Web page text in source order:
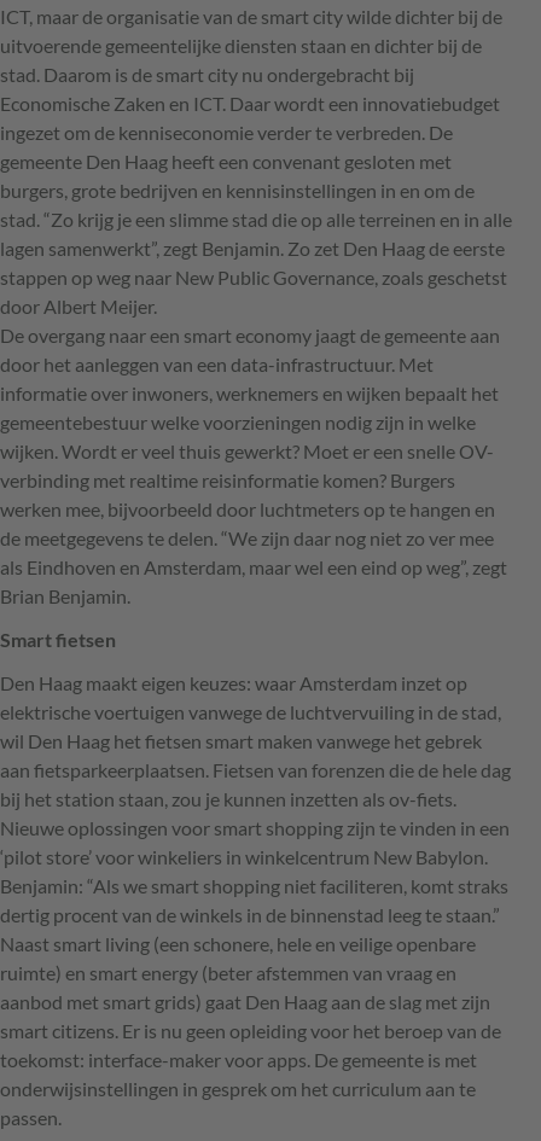
ICT, maar de organisatie van de smart city wilde dichter bij de
uitvoerende gemeentelijke diensten staan en dichter bij de
stad. Daarom is de smart city nu ondergebracht bij
Economische Zaken en ICT. Daar wordt een innovatiebudget
ingezet om de kenniseconomie verder te verbreden. De
gemeente Den Haag heeft een convenant gesloten met
burgers, grote bedrijven en kennisinstellingen in en om de
stad. “Zo krijg je een slimme stad die op alle terreinen en in alle
lagen samenwerkt”, zegt Benjamin. Zo zet Den Haag de eerste
stappen op weg naar New Public Governance, zoals geschetst
door Albert Meijer.
De overgang naar een smart economy jaagt de gemeente aan
door het aanleggen van een data-infrastructuur. Met
informatie over inwoners, werknemers en wijken bepaalt het
gemeentebestuur welke voorzieningen nodig zijn in welke
wijken. Wordt er veel thuis gewerkt? Moet er een snelle OV-
verbinding met realtime reisinformatie komen? Burgers
werken mee, bijvoorbeeld door luchtmeters op te hangen en
de meetgegevens te delen. “We zijn daar nog niet zo ver mee
als Eindhoven en Amsterdam, maar wel een eind op weg”, zegt
Brian Benjamin.
Smart fietsen
Den Haag maakt eigen keuzes: waar Amsterdam inzet op
elektrische voertuigen vanwege de luchtvervuiling in de stad,
wil Den Haag het fietsen smart maken vanwege het gebrek
aan fietsparkeerplaatsen. Fietsen van forenzen die de hele dag
bij het station staan, zou je kunnen inzetten als ov-fiets.
Nieuwe oplossingen voor smart shopping zijn te vinden in een
‘pilot store’ voor winkeliers in winkelcentrum New Babylon.
Benjamin: “Als we smart shopping niet faciliteren, komt straks
dertig procent van de winkels in de binnenstad leeg te staan.”
Naast smart living (een schonere, hele en veilige openbare
ruimte) en smart energy (beter afstemmen van vraag en
aanbod met smart grids) gaat Den Haag aan de slag met zijn
smart citizens. Er is nu geen opleiding voor het beroep van de
toekomst: interface-maker voor apps. De gemeente is met
onderwijsinstellingen in gesprek om het curriculum aan te
passen.